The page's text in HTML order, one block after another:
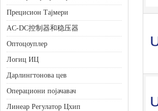
Прецисион Тајмери
AC-DC控制器和稳压器
Оптоцоуплер
Логиц ИЦ
Дарлингтонова цев
Операциони појачавач
Линеар Регулатор Цхип